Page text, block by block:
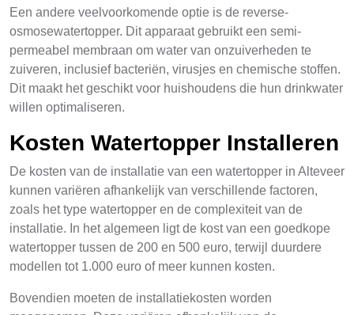
Een andere veelvoorkomende optie is de reverse-
osmosewatertopper. Dit apparaat gebruikt een semi-
permeabel membraan om water van onzuiverheden te
zuiveren, inclusief bacteriën, virusjes en chemische stoffen.
Dit maakt het geschikt voor huishoudens die hun drinkwater
willen optimaliseren.
Kosten Watertopper Installeren
De kosten van de installatie van een watertopper in Alteveer
kunnen variëren afhankelijk van verschillende factoren,
zoals het type watertopper en de complexiteit van de
installatie. In het algemeen ligt de kost van een goedkope
watertopper tussen de 200 en 500 euro, terwijl duurdere
modellen tot 1.000 euro of meer kunnen kosten.
Bovendien moeten de installatiekosten worden